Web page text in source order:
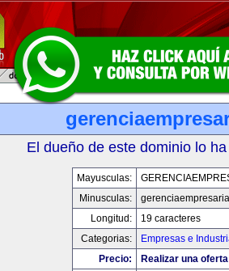
El dueño de este dominio lo
Mayusculas:
Minusculas:
Longitud:
19 caracteres
Categorias:
Empresas e
Precio:
Realizar una